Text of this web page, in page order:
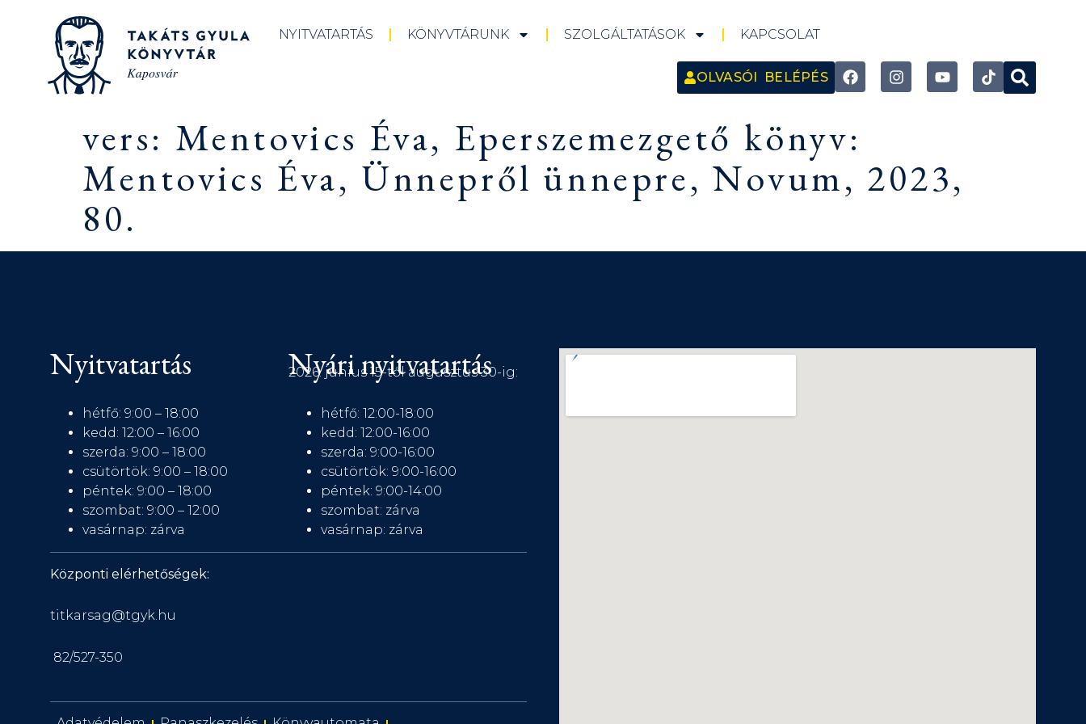
NYITVATARTÁS KÖNYVTÁRUNK SZOLGÁLTATÁSOK KAPCSOLAT
OLVASÓI BELÉPÉS
vers: Mentovics Éva, Eperszemezgető könyv:
Mentovics Éva, Ünnepről ünnepre, Novum, 2023,
80.
Nyitvatartás
hétfő: 9:00 – 18:00
kedd: 12:00 – 16:00
szerda: 9:00 – 18:00
csütörtök: 9:00 – 18:00
péntek: 9:00 – 18:00
szombat: 9:00 – 12:00
vasárnap: zárva
Nyári nyitvatartás
2026. június 15-től augusztus 30-ig:
hétfő: 12:00-18:00
kedd: 12:00-16:00
szerda: 9:00-16:00
csütörtök: 9:00-16:00
péntek: 9:00-14:00
szombat: zárva
vasárnap: zárva
Központi elérhetőségek:
titkarsag@tgyk.hu
82/527-350